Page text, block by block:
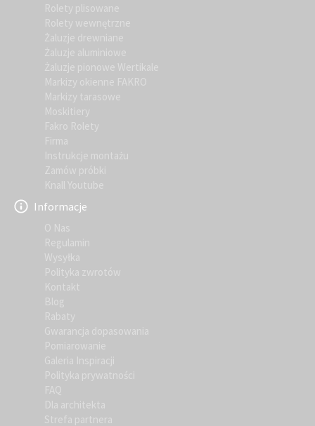
Rolety plisowane
Rolety wewnętrzne
Żaluzje drewniane
Żaluzje aluminiowe
Żaluzje pionowe Wertikale
Markizy okienne FAKRO
Markizy tarasowe
Moskitiery
Fakro Rolety
Firma
Instrukcje montażu
Zamów próbki
Knall Youtube
Informacje
O Nas
Regulamin
Wysyłka
Polityka zwrotów
Kontakt
Blog
Rabaty
Gwarancja dopasowania
Pomiarowanie
Galeria Inspiracji
Polityka prywatności
FAQ
Dla architekta
Strefa partnera